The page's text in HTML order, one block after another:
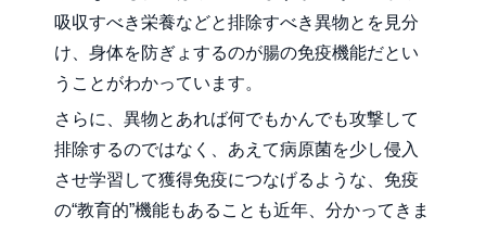
吸収すべき栄養などと排除すべき異物とを見分
け、身体を防ぎょするのが腸の免疫機能だとい
うことがわかっています。
さらに、異物とあれば何でもかんでも攻撃して
排除するのではなく、あえて病原菌を少し侵入
させ学習して獲得免疫につなげるような、免疫
の“教育的”機能もあることも近年、分かってきま